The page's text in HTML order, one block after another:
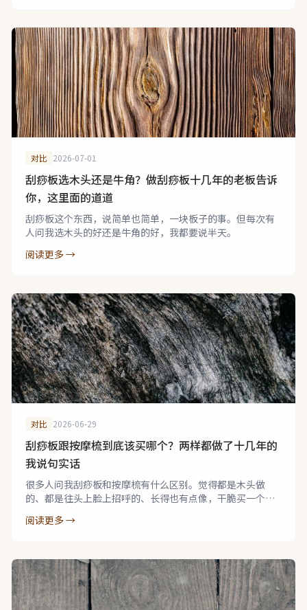
对比 2026-07-01
刮痧板选木头还是牛角？做刮痧板十几年的老板告诉
你，这里面的道道
刮痧板这个东西，说简单也简单，一块板子的事。但每次有
人问我选木头的好还是牛角的好，我都要说半天。
阅读更多 →
对比 2026-06-29
刮痧板跟按摩梳到底该买哪个？两样都做了十几年的
我说句实话
很多人问我刮痧板和按摩梳有什么区别。觉得都是木头做
的、都是往头上脸上招呼的、长得也有点像，干脆买一个算
阅读更多 →